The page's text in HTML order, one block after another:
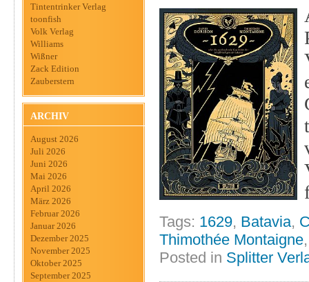
Tintentrinker Verlag
toonfish
Volk Verlag
Williams
Wißner
Zack Edition
Zauberstern
ARCHIV
August 2026
Juli 2026
Juni 2026
Mai 2026
April 2026
März 2026
Februar 2026
Januar 2026
Dezember 2025
November 2025
Oktober 2025
September 2025
Tags: 1629, Batavia,
Thimothée Montaigne
Posted in Splitter